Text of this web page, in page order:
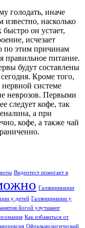
голодать, иначе
насколько
он устает,
исчезает
по этим причинам
правильное питание.
будут составлены
Кроме того,
системе
неврозов. Первыми
следует кофе, так
а при
кофе, а также чай
Видеотест помогает в
Галлюцинации
у детей Галлюцинации у
йогой улучшают
Как избавиться от
Офтальмологический